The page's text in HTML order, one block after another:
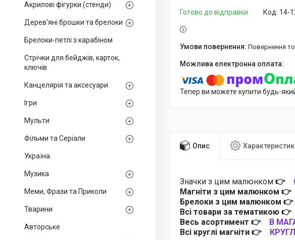
Акрилові фігурки (стенди)
Дерев'яні брошки та брелоки
Брелоки-петлі з карабіном
Стрічки для бейджів, карток,
ключів
Канцелярія та аксесуари
Ігри
Мульти
Фільми та Серіали
Україна
Музика
Меми, Фрази та Приколи
Тварини
Авторське
Готово до відправки Код: 14-
повернення
Тепер ви можете купити будь-
Опис
Значки з цим малюнком 👉
Магніти з цим малюнком 👉
Брелоки з цим малюнком
Всі товари за тематикою 👉
Весь асортимент 👉
В
Всі круглі магніти 👉